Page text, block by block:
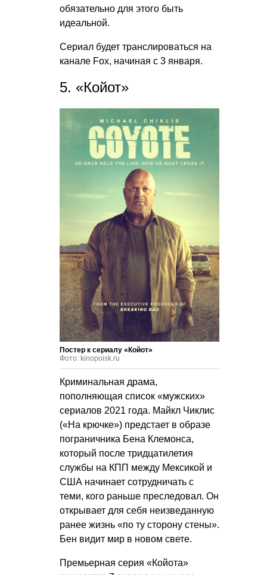
обязательно для этого быть
идеальной.
Сериал будет транслироваться на
канале Fox, начиная с 3 января.
5. «Койот»
Постер к сериалу «Койот»
Фото: kinopoisk.ru
Криминальная драма,
пополняющая список «мужских»
сериалов 2021 года. Майкл Чиклис
(«На крючке») предстает в образе
пограничника Бена Клемонса,
который после тридцатилетия
службы на КПП между Мексикой и
США начинает сотрудничать с
теми, кого раньше преследовал. Он
открывает для себя неизведанную
ранее жизнь «по ту сторону стены».
Бен видит мир в новом свете.
Премьерная серия «Койота»